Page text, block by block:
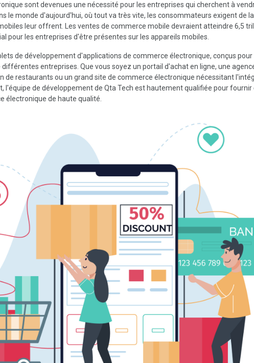
sont devenues une nécessité pour les entreprises qui cherchent à
le monde d'aujourd'hui, où tout va très vite, les consommateurs exigent de la
leur offrent. Les ventes de commerce mobile devraient atteindre 6,5
pour les entreprises d'être présentes sur les appareils mobiles.
de développement d'applications de commerce électronique, conçus pour
entreprises. Que vous soyez un portail d'achat en ligne, une
de restaurants ou un grand site de commerce électronique nécessitant
l'équipe de développement de Qta Tech est hautement qualifiée pour fournir
électronique de haute qualité.